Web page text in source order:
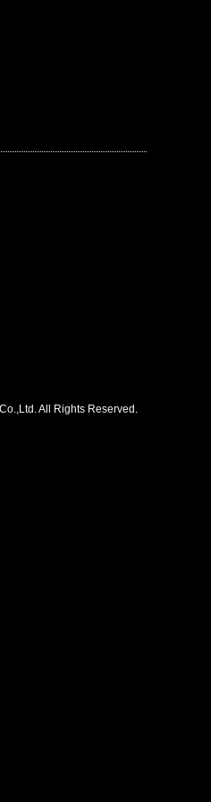
All Rights Reserved.